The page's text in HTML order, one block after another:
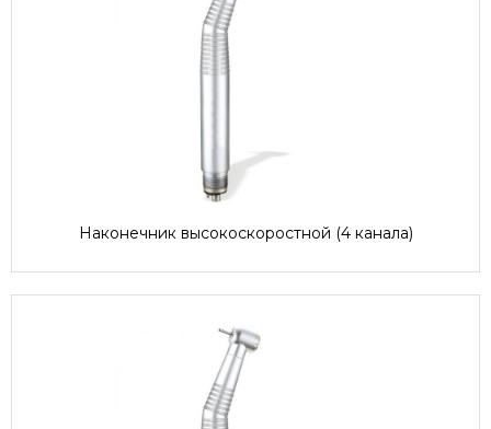
Наконечник высокоскоростной (4 канала)